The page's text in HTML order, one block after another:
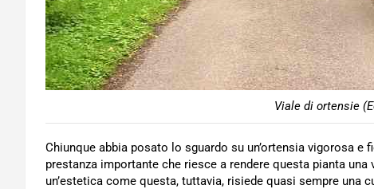
Viale di ortensie
Chiunque abbia posato lo sguardo su un’ortensia vigorosa
prestanza importante che riesce a rendere questa pianta una
un’estetica come questa, tuttavia, risiede quasi sempre una